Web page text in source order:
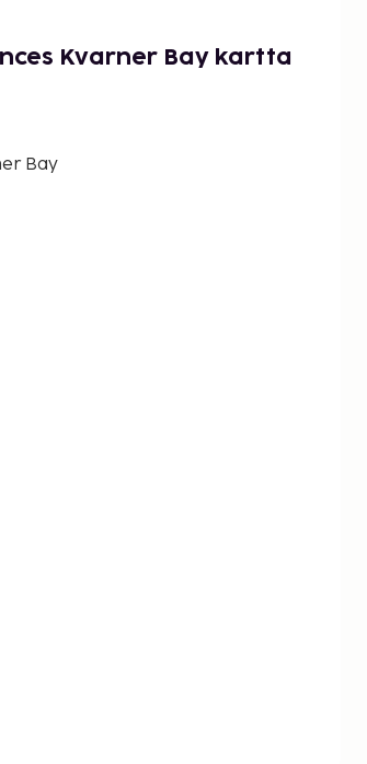
Kvarner Bay kartta
Bay